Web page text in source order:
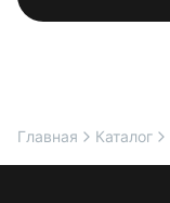
Главная Каталог